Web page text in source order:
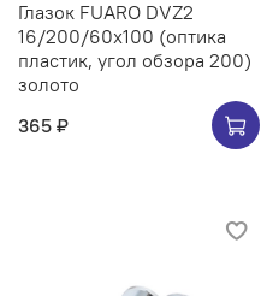
Глазок FUARO DVZ2
16/200/60x100 (оптика
пластик, угол обзора 200)
золото
365 ₽